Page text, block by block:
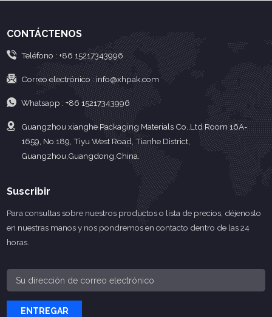
CONTÁCTENOS
Teléfono : +86 15217343996
Correo electrónico :info@xhpak.com
Whatsapp : +86 15217343996
Guangzhou xianghe Packaging Materials Co.,Ltd Room 16A-
1659, No.189, Tiyu West Road, Tianhe District,
Guangzhou,Guangdong,China.
Suscribir
Para consultas sobre nuestros productos o lista de precios, déjenoslo
en nuestras manos y nos pondremos en contacto dentro de las 24
horas.
ENTREGAR